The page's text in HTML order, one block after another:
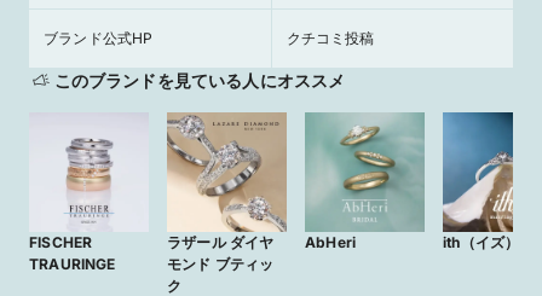
ブランド公式HP クチコミ投稿
このブランドを見ている人にオススメ
FISCHER
TRAURINGE
ラザール ダイヤ
モンド ブティッ
ク
AbHeri ith（イズ）